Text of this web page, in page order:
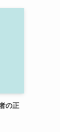
の正